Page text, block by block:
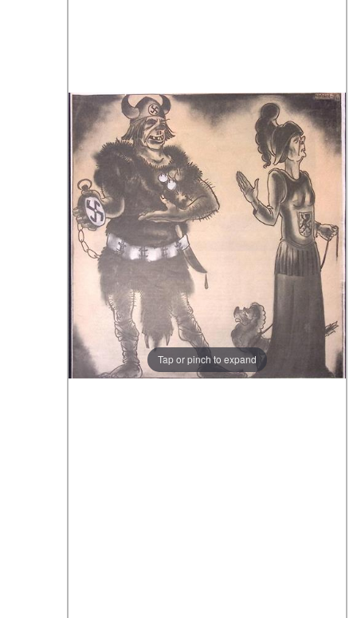
Tap or pinch to expand